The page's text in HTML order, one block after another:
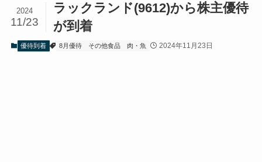
ラックランド(9612)から株主優待
が到着
2024
11/23
優待到着 8月優待 その他食品 肉・魚 2024年11月23日